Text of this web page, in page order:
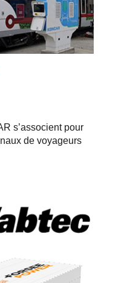
s’associent pour
de voyageurs